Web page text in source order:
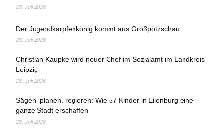
28. Juli 2026
Der Jugendkarpfenkönig kommt aus Großpötzschau
28. Juli 2026
Christian Kaupke wird neuer Chef im Sozialamt im Landkreis
Leipzig
28. Juli 2026
Sägen, planen, regieren: Wie 57 Kinder in Eilenburg eine
ganze Stadt erschaffen
28. Juli 2026